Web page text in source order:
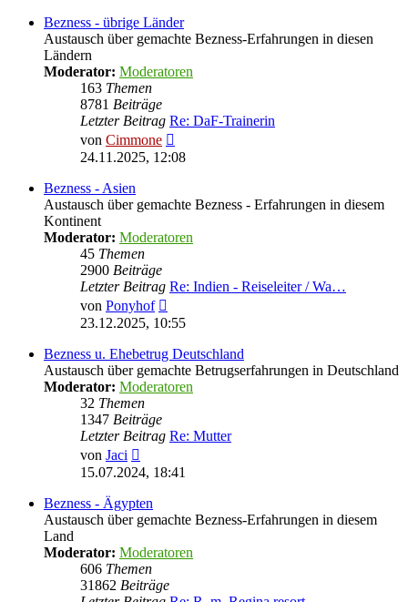
Bezness - übrige Länder
Austausch über gemachte Bezness-Erfahrungen in diesen
Ländern
Moderator: Moderatoren
163 Themen
8781 Beiträge
Letzter Beitrag Re: DaF-Trainerin
von Cimmone
Beitrag
24.11.2025, 12:08
Bezness - Asien
Austausch über gemachte Bezness - Erfahrungen in diesem
Kontinent
Moderator: Moderatoren
45 Themen
2900 Beiträge
Letzter Beitrag Re: Indien - Reiseleiter / Wa…
von Ponyhof
Beitrag
23.12.2025, 10:55
Bezness u. Ehebetrug Deutschland
Austausch über gemachte Betrugserfahrungen in Deutschland
Moderator: Moderatoren
32 Themen
1347 Beiträge
Letzter Beitrag Re: Mutter
von Jaci
Beitrag
15.07.2024, 18:41
Bezness - Ägypten
Austausch über gemachte Bezness-Erfahrungen in diesem
Land
Moderator: Moderatoren
606 Themen
31862 Beiträge